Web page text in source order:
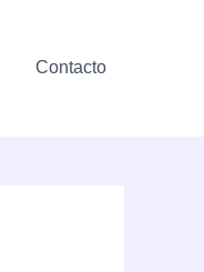
Contacto